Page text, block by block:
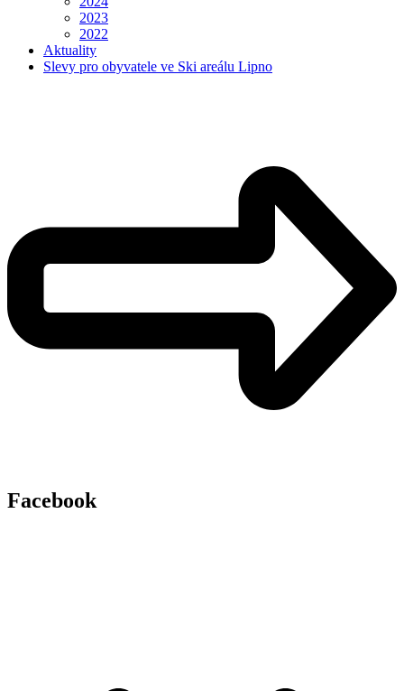
2023
2022
Aktuality
Slevy pro obyvatele ve Ski areálu Lipno
Facebook